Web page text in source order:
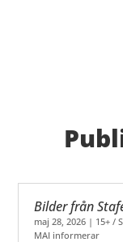
Bilder från
maj 28, 2026 | 15+ /
MAI informerar